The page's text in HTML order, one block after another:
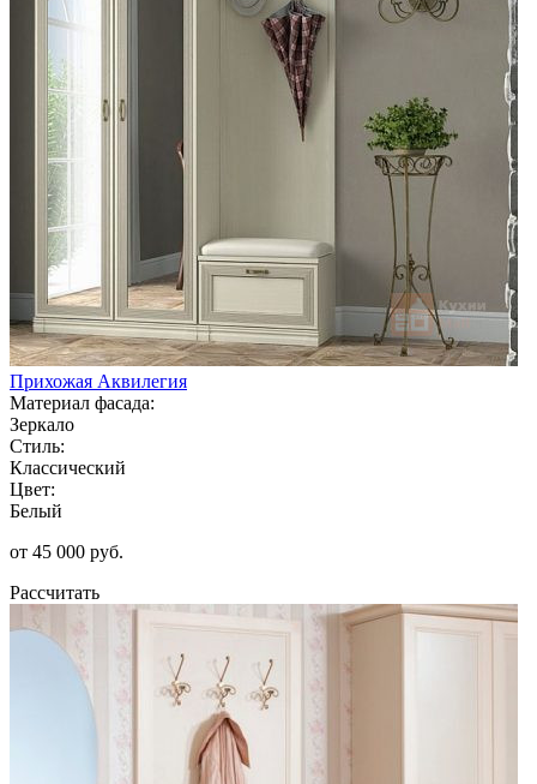
Прихожая Аквилегия
Материал фасада:
Зеркало
Стиль:
Классический
Цвет:
Белый
от 45 000 руб.
Рассчитать